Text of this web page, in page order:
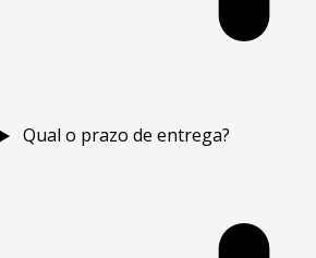
Qual o prazo de entrega?